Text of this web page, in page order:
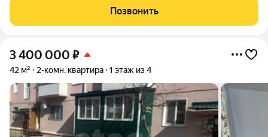
удобен для повседневной жизни: рядом магазины, аптека,
остановки
Позвонить
3 400 000 ₽
42 м² 2-комн. квартира 1 этаж из 4